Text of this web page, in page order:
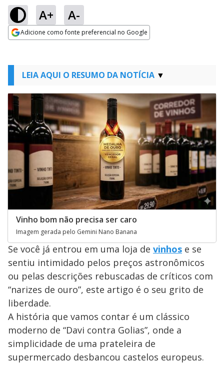
A+ A-
Adicione como fonte preferencial no Google
LEIA AQUI O RESUMO DA NOTÍCIA
Vinho bom não precisa ser caro
Imagem gerada pelo Gemini Nano Banana
Se você já entrou em uma loja de vinhos e se
sentiu intimidado pelos preços astronômicos
ou pelas descrições rebuscadas de críticos com
“narizes de ouro”, este artigo é o seu grito de
liberdade.
A história que vamos contar é um clássico
moderno de “Davi contra Golias”, onde a
simplicidade de uma prateleira de
supermercado desbancou castelos europeus.